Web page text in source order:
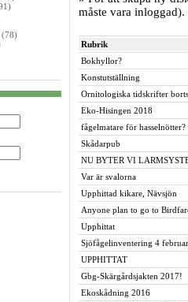
(78)
måste vara inloggad).
Rubrik
Bokhyllor?
Konstutställning
Ornitologiska tidskrifter
Eko-Hisingen 2018
fågelmatare för hasselnötter?
Skådarpub
NU BYTER VI
Var är svalorna
Upphittad kikare, Nävsjön
Anyone plan to go to
Upphittat
Sjöfågelinventering 4
UPPHITTAT
Gbg-Skärgårdsjakten 2017!
Ekoskådning 2016